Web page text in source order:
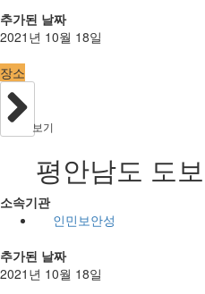
추가된 날짜
2021년 10월 18일
장소
보기
평안남도 도
소속기관
인민보안성
추가된 날짜
2021년 10월 18일